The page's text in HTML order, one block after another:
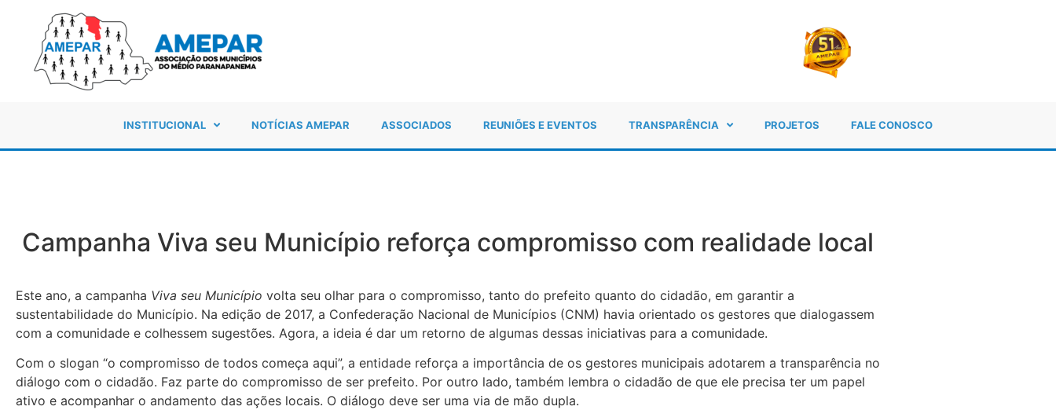
INSTITUCIONAL NOTÍCIAS AMEPAR ASSOCIADOS REUNIÕES E EVENTOS TRANSPARÊNCIA PROJETOS FALE CONOSCO
Campanha Viva seu Município reforça compromisso com realidade local
Este ano, a campanha Viva seu Município volta seu olhar para o compromisso, tanto do prefeito quanto do cidadão, em garantir a
sustentabilidade do Município. Na edição de 2017, a Confederação Nacional de Municípios (CNM) havia orientado os gestores que dialogassem
com a comunidade e colhessem sugestões. Agora, a ideia é dar um retorno de algumas dessas iniciativas para a comunidade.
Com o slogan “o compromisso de todos começa aqui”, a entidade reforça a importância de os gestores municipais adotarem a transparência no
diálogo com o cidadão. Faz parte do compromisso de ser prefeito. Por outro lado, também lembra o cidadão de que ele precisa ter um papel
ativo e acompanhar o andamento das ações locais. O diálogo deve ser uma via de mão dupla.